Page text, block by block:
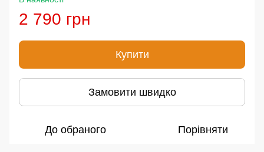
2 790 грн
Купити
Замовити швидко
До обраного Порівняти